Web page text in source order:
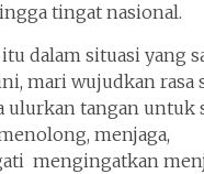
tingat nasional.
dalam situasi yang
mari wujudkan rasa
ulurkan tangan untuk
menjaga,
mengingatkan